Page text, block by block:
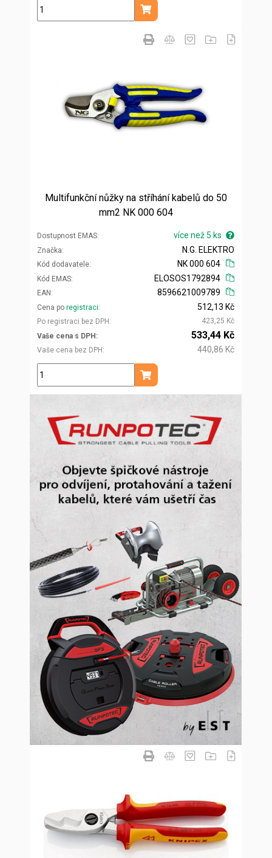
ks
Přidat do košíku
Multifunkční nůžky na stříhání kabelů do 50
mm2 NK 000 604
Dostupnost EMAS více než 5 ks
Značka
Kód dodavatele
N.G. ELEKTRO
NK 000 604
Kód EMAS
EAN
ELOSOS1792894
8596621009789
Cena po registraci
Po registraci bez DPH
512,13 Kč
423,25 Kč
Vaše cena s DPH
Vaše cena bez DPH
533,44 Kč
440,86 Kč
ks
Přidat do košíku